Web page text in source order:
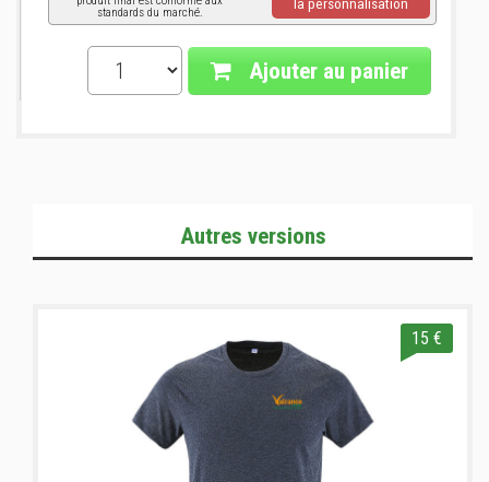
standards du marché.
la personnalisation
Ajouter au panier
Autres versions
15 €